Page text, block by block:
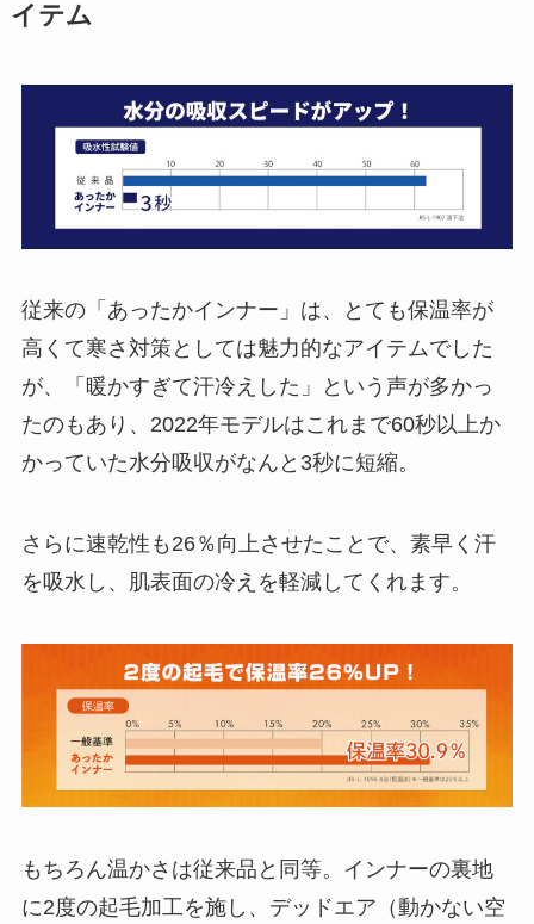
イテム
従来の「あったかインナー」は、とても保温率が
高くて寒さ対策としては魅力的なアイテムでした
が、「暖かすぎて汗冷えした」という声が多かっ
たのもあり、2022年モデルはこれまで60秒以上か
かっていた水分吸収がなんと3秒に短縮。
さらに速乾性も26％向上させたことで、素早く汗
を吸水し、肌表面の冷えを軽減してくれます。
もちろん温かさは従来品と同等。インナーの裏地
に2度の起毛加工を施し、デッドエア（動かない空